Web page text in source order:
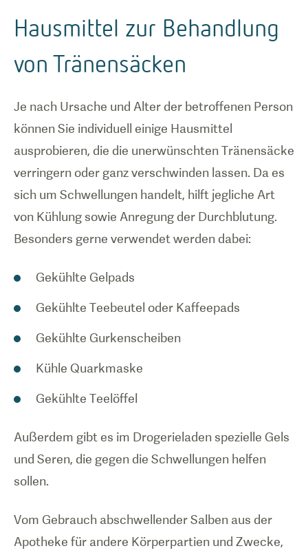
Hausmittel zur Behandlung
von Tränensäcken
Je nach Ursache und Alter der betroffenen Person
können Sie individuell einige Hausmittel
ausprobieren, die die unerwünschten Tränensäcke
verringern oder ganz verschwinden lassen. Da es
sich um Schwellungen handelt, hilft jegliche Art
von Kühlung sowie Anregung der Durchblutung.
Besonders gerne verwendet werden dabei:
Gekühlte Gelpads
Gekühlte Teebeutel oder Kaffeepads
Gekühlte Gurkenscheiben
Kühle Quarkmaske
Gekühlte Teelöffel
Außerdem gibt es im Drogerieladen spezielle Gels
und Seren, die gegen die Schwellungen helfen
sollen.
Vom Gebrauch abschwellender Salben aus der
Apotheke für andere Körperpartien und Zwecke,